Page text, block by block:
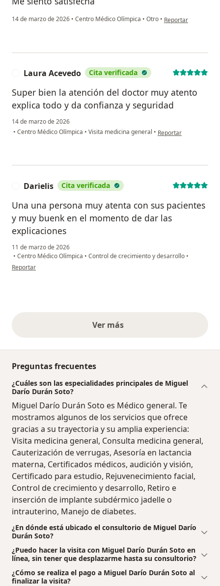
14 de marzo de 2026 • Centro Médico Olímpica • Otro • en opinión del
Reportar
Laura Acevedo Cita verificada
Super bien la atención del doctor muy atento
explica todo y da confianza y seguridad
14 de marzo de 2026
• Centro Médico Olímpica • Visita medicina general • en opinión del usuario
Reportar
Darielis Cita verificada
Una una persona muy atenta con sus pacientes
y muy buenk en el momento de dar las
explicaciones
11 de marzo de 2026
• Centro Médico Olímpica • Control de crecimiento y desarrollo •
en opinión del usuario Darielis
Reportar
Ver másopiniones anteriores
Preguntas frecuentes
¿Cuáles son las especialidades principales de Miguel
Darío Durán Soto?
Miguel Darío Durán Soto es Médico general. Te
mostramos algunos de los servicios que ofrece
gracias a su trayectoria y su amplia experiencia:
Visita medicina general, Consulta medicina general,
Cauterización de verrugas, Asesoría en lactancia
materna, Certificados médicos, audición y visión,
Certificado para estudio, Rejuvenecimiento facial,
Control de crecimiento y desarrollo, Retiro e
inserción de implante subdérmico jadelle o
intrauterino, Manejo de diabetes.
¿En dónde está ubicado el consultorio de Miguel Darío
Durán Soto?
¿Puedo hacer la visita con Miguel Darío Durán Soto en
línea, sin tener que desplazarme hasta su consultorio?
¿Cómo se realiza el pago a Miguel Darío Durán Soto al
finalizar la visita?